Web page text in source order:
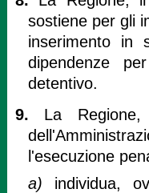
sostiene per gli
inserimento in
dipendenze
detentivo.
9. La
l'esecuzione
a) individua,